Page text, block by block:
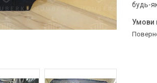
будь-